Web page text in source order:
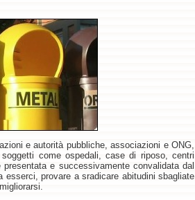
e autorità pubbliche, associazioni e ONG,
come ospedali, case di riposo, centri
e successivamente convalidata dal
provare a sradicare abitudini sbagliate